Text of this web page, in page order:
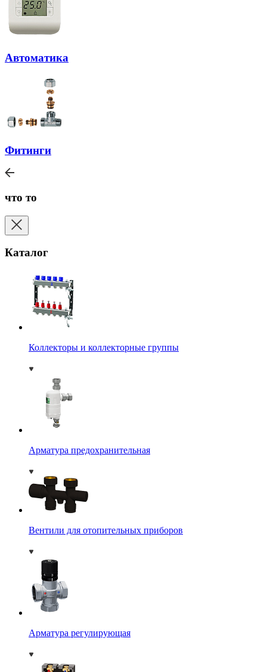
Автоматика
Фитинги
что то
Каталог
Коллекторы и коллекторные группы
Арматура предохранительная
Вентили для отопительных приборов
Арматура регулирующая